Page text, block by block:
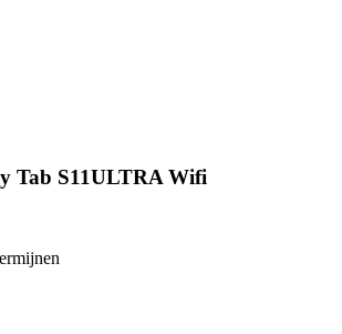
Tab S11ULTRA Wifi